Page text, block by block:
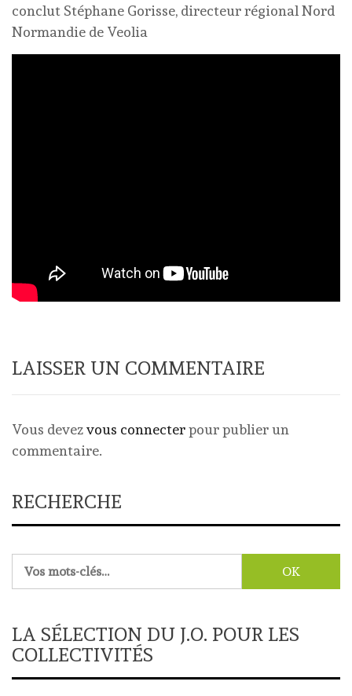
conclut Stéphane Gorisse, directeur régional Nord
Normandie de Veolia
LAISSER UN COMMENTAIRE
Vous devezvous connecterpour publier un
commentaire.
RECHERCHE
LA SÉLECTION DU J.O. POUR LES
COLLECTIVITÉS